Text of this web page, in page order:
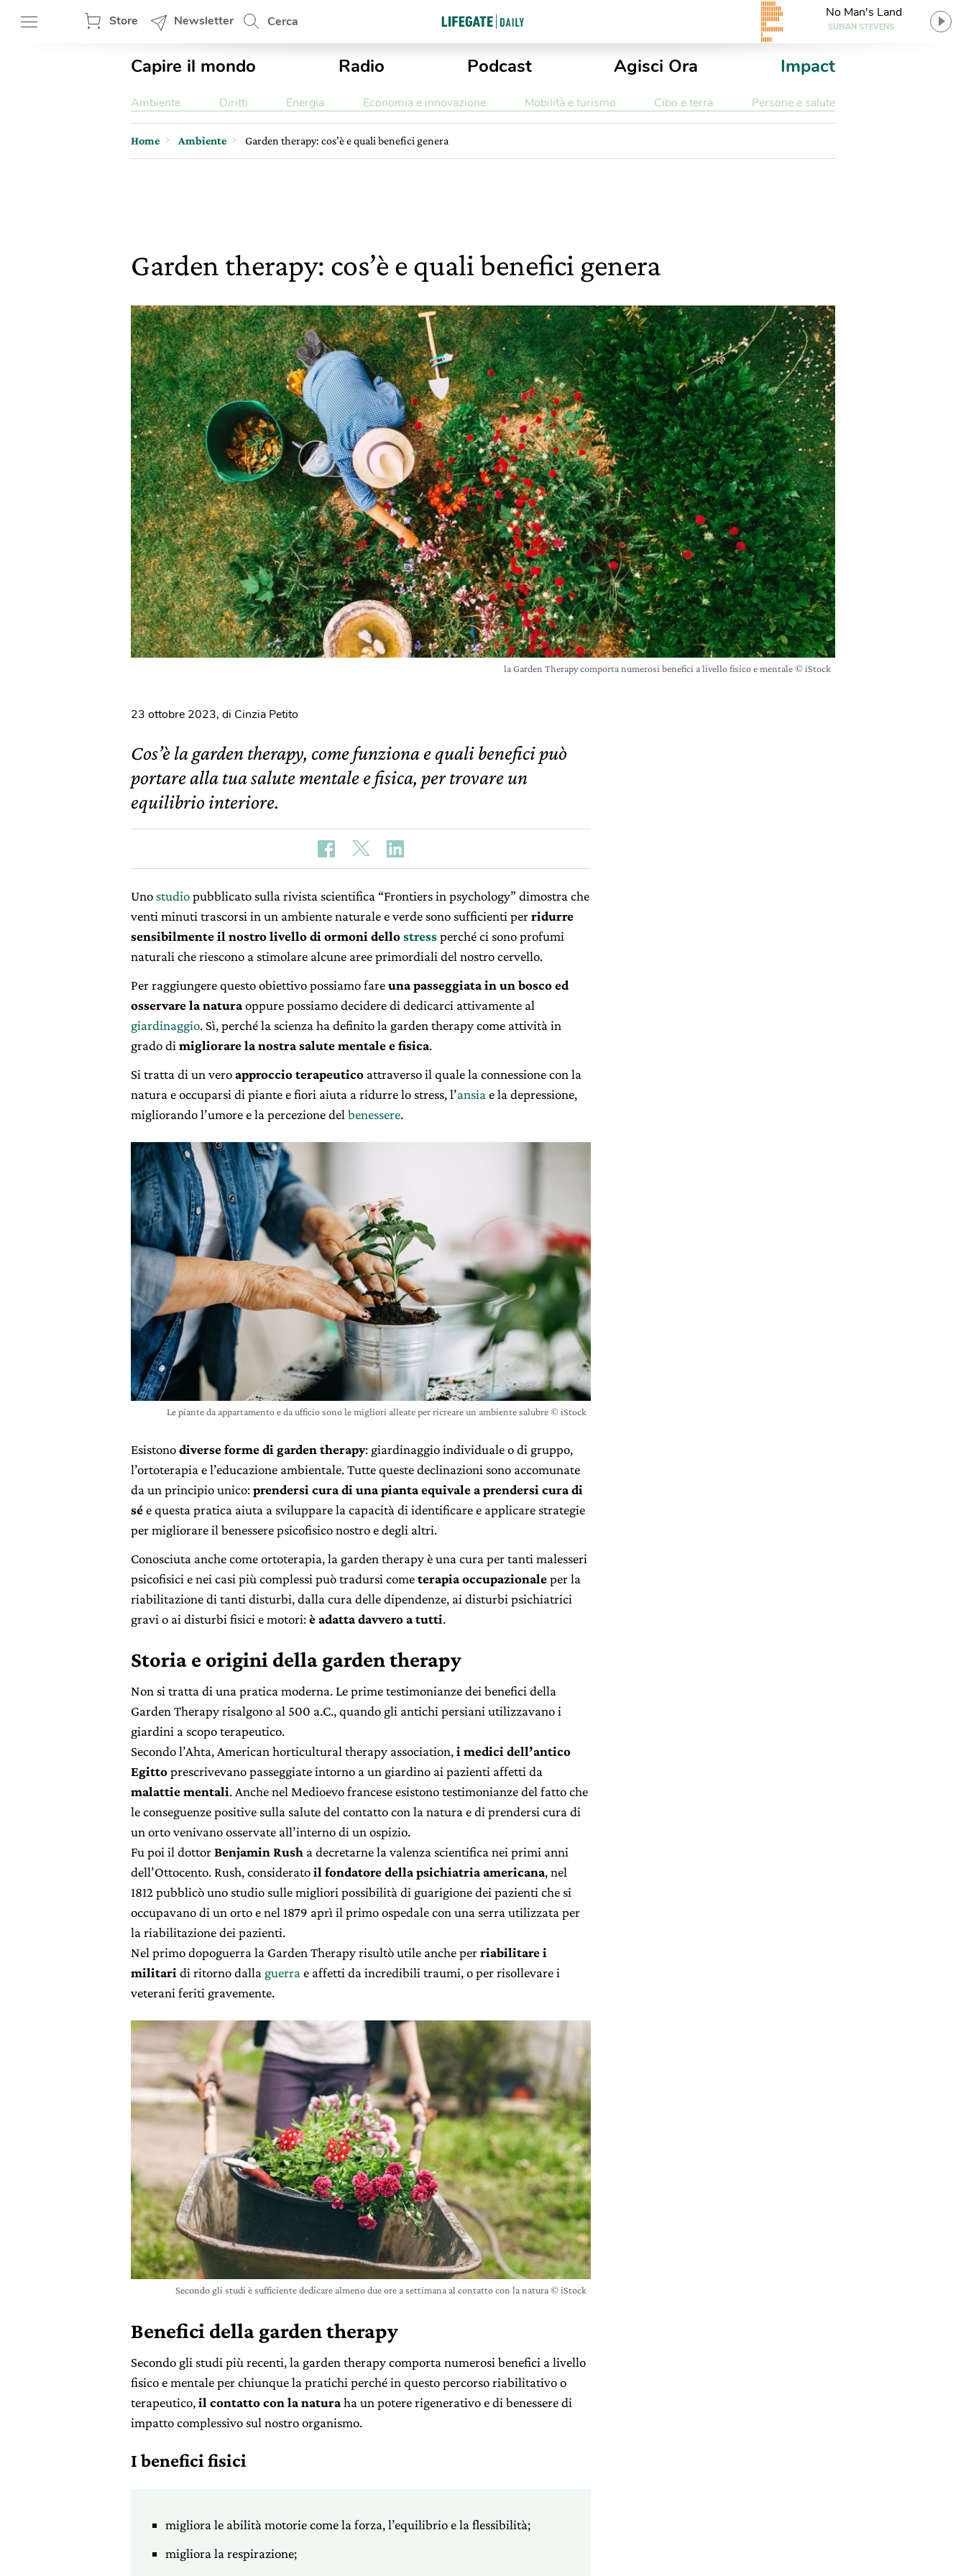
Store Newsletter Cerca
No Man's Land
SUFJAN STEVENS
Capire il mondo Radio Podcast Agisci Ora Impact
Ambiente Diritti Energia Economia e innovazione Mobilità e turismo Cibo e terra Persone e salute
Home Ambiente Garden therapy: cos’è e quali benefici genera
Garden therapy: cos’è e quali benefici genera
la Garden Therapy comporta numerosi benefici a livello fisico e mentale © iStock
23 ottobre 2023, di Cinzia Petito
Cos’è la garden therapy, come funziona e quali benefici può
portare alla tua salute mentale e fisica, per trovare un
equilibrio interiore.
Uno studiopubblicato sulla rivista scientifica “Frontiers in psychology” dimostra che
venti minuti trascorsi in un ambiente naturale e verde sono sufficienti perridurre
sensibilmente il nostro livello di ormoni dellostressperché ci sono profumi
naturali che riescono a stimolare alcune aree primordiali del nostro cervello.
Per raggiungere questo obiettivo possiamo fareuna passeggiata in un bosco ed
osservare la naturaoppure possiamo decidere di dedicarci attivamente al
giardinaggio. Sì, perché la scienza ha definito la garden therapy come attività in
grado di migliorare la nostra salute mentale e fisica.
Si tratta di un veroapproccio terapeutico attraverso il quale la connessione con la
natura e occuparsi di piante e fiori aiuta a ridurre lo stress, l’ansia e la depressione,
migliorando l’umore e la percezione del benessere.
Le piante da appartamento e da ufficio sono le migliori alleate per ricreare un ambiente salubre © iStock
Esistonodiverse forme di garden therapy: giardinaggio individuale o di gruppo,
l’ortoterapia e l’educazione ambientale. Tutte queste declinazioni sono accomunate
da un principio unico:prendersi cura di una pianta equivale a prendersi cura di
sée questa pratica aiuta a sviluppare la capacità di identificare e applicare strategie
per migliorare il benessere psicofisico nostro e degli altri.
Conosciuta anche come ortoterapia, la garden therapy è una cura per tanti malesseri
psicofisici e nei casi più complessi può tradursi cometerapia occupazionaleper la
riabilitazione di tanti disturbi, dalla cura delle dipendenze, ai disturbi psichiatrici
gravi o ai disturbi fisici e motori:è adatta davvero a tutti.
Storia e origini della garden therapy
Non si tratta di una pratica moderna. Le prime testimonianze dei benefici della
Garden Therapy risalgono al 500 a.C., quando gli antichi persiani utilizzavano i
giardini a scopo terapeutico.
Secondo l’Ahta, American horticultural therapy association,i medici dell’antico
Egittoprescrivevano passeggiate intorno a un giardino ai pazienti affetti da
malattie mentali. Anche nel Medioevo francese esistono testimonianze del fatto che
le conseguenze positive sulla salute del contatto con la natura e di prendersi cura di
un orto venivano osservate all’interno di un ospizio.
Fu poi il dottorBenjamin Rush a decretarne la valenza scientifica nei primi anni
dell’Ottocento. Rush, consideratoil fondatore della psichiatria americana, nel
1812 pubblicò uno studio sulle migliori possibilità di guarigione dei pazienti che si
occupavano di un orto e nel 1879 aprì il primo ospedale con una serra utilizzata per
la riabilitazione dei pazienti.
Nel primo dopoguerra la Garden Therapy risultò utile anche perriabilitare i
militari di ritorno dalla guerra e affetti da incredibili traumi, o per risollevare i
veterani feriti gravemente.
Secondo gli studi è sufficiente dedicare almeno due ore a settimana al contatto con la natura © iStock
Benefici della garden therapy
Secondo gli studi più recenti, la garden therapy comporta numerosi benefici a livello
fisico e mentale per chiunque la pratichi perché in questo percorso riabilitativo o
terapeutico,il contatto con la naturaha un potere rigenerativo e di benessere di
impatto complessivo sul nostro organismo.
I benefici fisici
migliora le abilità motorie come la forza, l’equilibrio e la flessibilità;
migliora la respirazione;